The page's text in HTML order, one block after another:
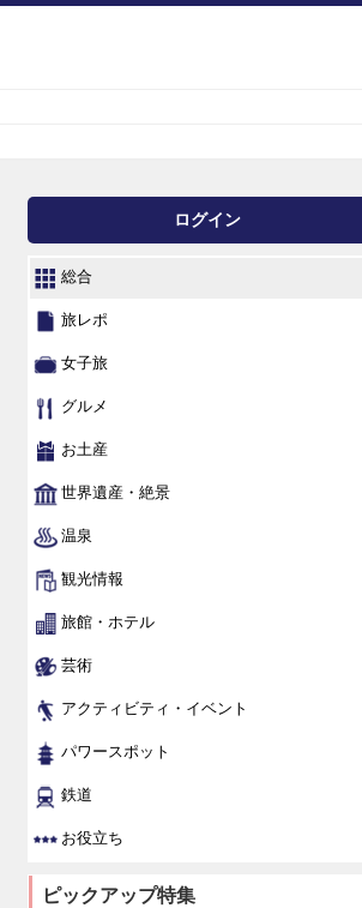
ログイン
総合
旅レポ
女子旅
グルメ
お土産
世界遺産・絶景
温泉
観光情報
旅館・ホテル
芸術
アクティビティ・イベント
パワースポット
鉄道
お役立ち
ピックアップ特集